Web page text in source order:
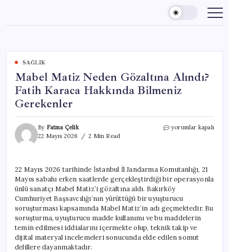
content
SAĞLIK
Mabel Matiz Neden Gözaltına Alındı?
Fatih Karaca Hakkında Bilmeniz
Gerekenler
By Fatma Çelik
22 Mayıs 2026
2 Min Read
Mabel
Fatih
Karaca
Hakkında
Bilmeniz
Gerekenler
için
yorumlar kapalı
22 Mayıs 2026 tarihinde İstanbul İl Jandarma Komutanlığı, 21
Mayıs sabahı erken saatlerde gerçekleştirdiği bir operasyonla
ünlü sanatçı Mabel Matiz’i gözaltına aldı. Bakırköy
Cumhuriyet Başsavcılığı’nın yürüttüğü bir uyuşturucu
soruşturması kapsamında Mabel Matiz’in adı geçmektedir. Bu
soruşturma, uyuşturucu madde kullanımı ve bu maddelerin
temin edilmesi iddialarını içermekte olup, teknik takip ve
dijital materyal incelemeleri sonucunda elde edilen somut
delillere dayanmaktadır.